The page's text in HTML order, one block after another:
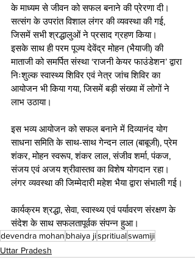
के माध्यम से जीवन को सफल बनाने की प्रेरणा दी।
सत्संग के उपरांत विशाल लंगर की व्यवस्था की गई,
जिसमें सभी श्रद्धालुओं ने प्रसाद ग्रहण किया।
इसके साथ ही परम पूज्य देवेंद्र मोहन (भैयाजी) की
माताजी को समर्पित संस्था ‘राजनी केयर फाउंडेशन’ द्वारा
निःशुल्क स्वास्थ्य शिविर एवं नेत्र जांच शिविर का
आयोजन भी किया गया, जिसमें बड़ी संख्या में लोगों ने
लाभ उठाया।
इस भव्य आयोजन को सफल बनाने में दिव्यानंद योग
साधना समिति के साथ-साथ गेन्दन लाल (बाबूजी), प्रेम
शंकर, मोहन स्वरूप, शंकर लाल, संजीव शर्मा, पंकज,
संजय एवं अजय श्रीवास्तव का विशेष योगदान रहा।
लंगर व्यवस्था की जिम्मेदारी महेश भैया द्वारा संभाली गई।
कार्यक्रम श्रद्धा, सेवा, स्वास्थ्य एवं पर्यावरण संरक्षण के
संदेश के साथ सफलतापूर्वक संपन्न हुआ।
devendra mohan bhaiya jispritiualswamiji
Uttar Pradesh